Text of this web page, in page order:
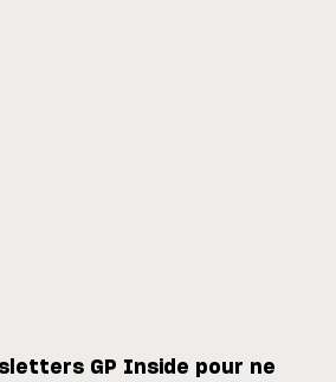
GP Inside pour ne